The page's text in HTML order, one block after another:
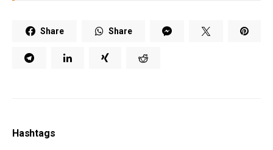
Share Share
Hashtags